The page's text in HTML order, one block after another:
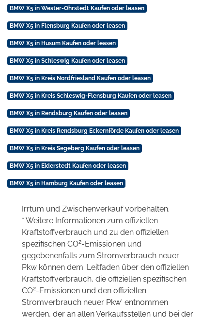
BMW X5 in Wester-Ohrstedt Kaufen oder leasen
BMW X5 in Flensburg Kaufen oder leasen
BMW X5 in Husum Kaufen oder leasen
BMW X5 in Schleswig Kaufen oder leasen
BMW X5 in Kreis Nordfriesland Kaufen oder leasen
BMW X5 in Kreis Schleswig-Flensburg Kaufen oder leasen
BMW X5 in Rendsburg Kaufen oder leasen
BMW X5 in Kreis Rendsburg Eckernförde Kaufen oder leasen
BMW X5 in Kreis Segeberg Kaufen oder leasen
BMW X5 in Eiderstedt Kaufen oder leasen
BMW X5 in Hamburg Kaufen oder leasen
Irrtum und Zwischenverkauf vorbehalten.
* Weitere Informationen zum offiziellen
Kraftstoffverbrauch und zu den offiziellen
spezifischen CO2-Emissionen und
gegebenenfalls zum Stromverbrauch neuer
Pkw können dem 'Leitfaden über den offiziellen
Kraftstoffverbrauch, die offiziellen spezifischen
CO2-Emissionen und den offiziellen
Stromverbrauch neuer Pkw' entnommen
werden, der an allen Verkaufsstellen und bei der